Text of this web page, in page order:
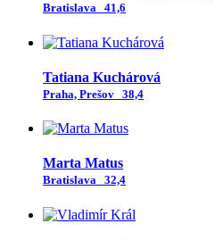
Bratislava 41,6
Tatiana Kuchárová
Praha, Prešov 38,4
Marta Matus
Bratislava 32,4